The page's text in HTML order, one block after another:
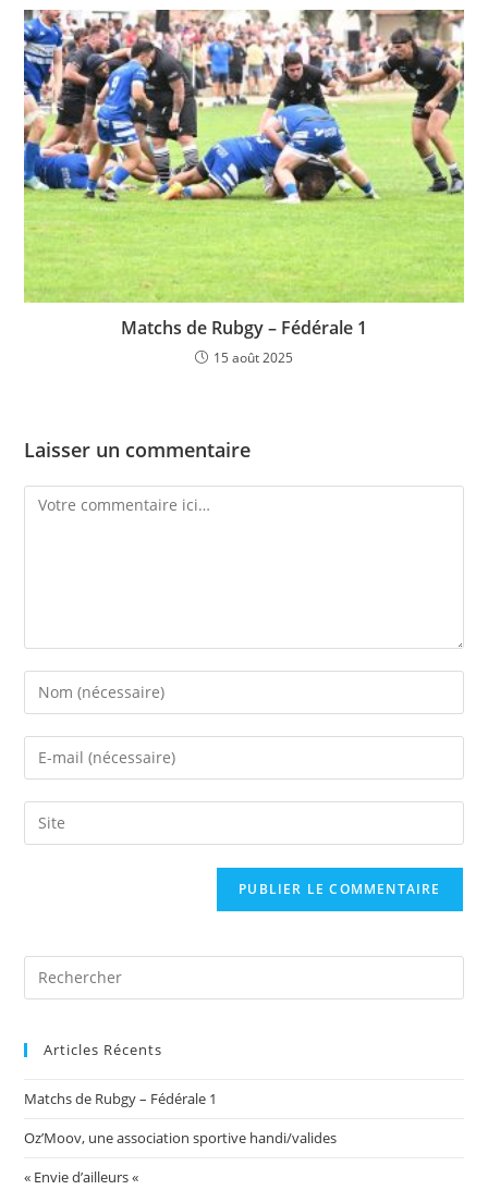
Matchs de Rubgy – Fédérale 1
15 août 2025
Laisser un commentaire
Comment
Enter
your
name
comment
Enter
your
email
address
Saisir
l’URL
Articles Récents
Matchs de Rubgy – Fédérale 1
Oz’Moov, une association sportive handi/valides
« Envie d’ailleurs «